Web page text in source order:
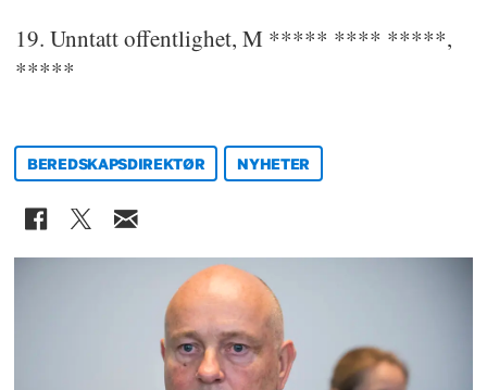
19. Unntatt offentlighet, M ***** **** *****,
*****
BEREDSKAPSDIREKTØR NYHETER